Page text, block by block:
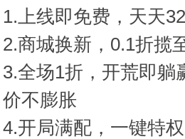
1.上线即免费，天天
2.商城换新，0.1折揽
3.全场1折，开荒即躺
价不膨胀
4.开局满配，一键特